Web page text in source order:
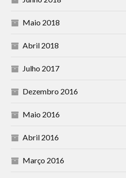
Maio 2018
Abril 2018
Julho 2017
Dezembro 2016
Maio 2016
Abril 2016
Março 2016